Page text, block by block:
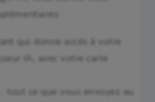
:
qui donne accès à votre
IA, avec votre carte
: tout ce que vous envoyez au